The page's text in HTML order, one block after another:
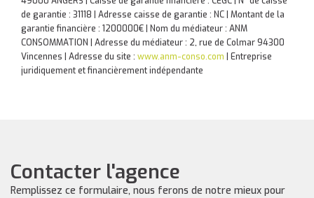
de garantie : 31118 | Adresse caisse de garantie : NC | Montant de la
garantie financière : 1200000€ | Nom du médiateur : ANM
CONSOMMATION | Adresse du médiateur : 2, rue de Colmar 94300
Vincennes | Adresse du site : www.anm-conso.com
Entreprise
juridiquement et financièrement indépendante
Contacter l'agence
Remplissez ce formulaire, nous ferons de notre mieux pour